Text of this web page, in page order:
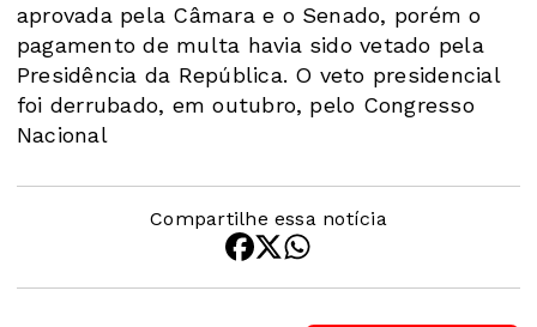
aprovada pela Câmara e o Senado, porém o
pagamento de multa havia sido vetado pela
Presidência da República. O veto presidencial
foi derrubado, em outubro, pelo Congresso
Nacional
Compartilhe essa notícia